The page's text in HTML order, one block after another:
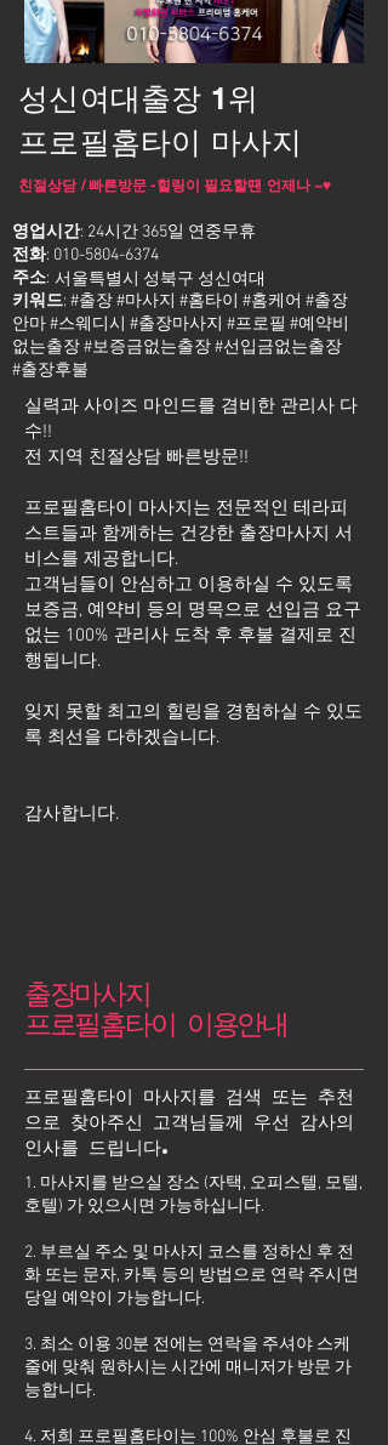
성신여대출장 1위
프로필홈타이 마사지
친절상담 / 빠른방문 -힐링이 필요할땐 언제나 ~♥
영업시간: 24시간 365일 연중무휴
전화: 010-5804-6374
주소:
키워드: #출장 #마사지 #홈타이 #홈케어 #출장
안마 #스웨디시 #출장마사지 #프로필 #예약비
없는출장 #보증금없는출장 #선입금없는출장
#출장후불
서울특별시 성북구 성신여대
실력과 사이즈 마인드를 겸비한 관리사 다
수!!
전 지역 친절상담 빠른방문!!
프로필홈타이 마사지는 전문적인 테라피
스트들과 함께하는 건강한 출장마사지 서
비스를 제공합니다.
고객님들이 안심하고 이용하실 수 있도록
보증금, 예약비 등의 명목으로 선입금 요구
없는 100% 관리사 도착 후 후불 결제로 진
행됩니다.
잊지 못할 최고의 힐링을 경험하실 수 있도
록 최선을 다하겠습니다.
​감사합니다.
출장마사지
프로필홈타이 이용안내
프로필홈타이 마사지를 검색 또는 추천
으로 찾아주신 고객님들께 우선 감사의
인사를 드립니다.
1. 마사지를 받으실 장소 (자택, 오피스텔, 모텔,
호텔) 가 있으시면 가능하십니다.
2. 부르실 주소 및 마사지 코스를 정하신 후 전
화 또는 문자, 카톡 등의 방법으로 연락 주시면
당일 예약이 가능합니다.
3. 최소 이용 30분 전에는 연락을 주셔야 스케
줄에 맞춰 원하시는 시간에 매니저가 방문 가
능합니다.
4. 저희 프로필홈타이는 100% 안심 후불로 진